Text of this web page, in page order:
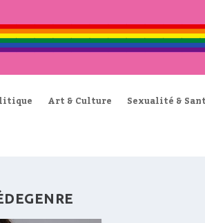
Art & Culture Sexualité &